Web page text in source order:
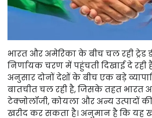
भारत और अमेरिका के बीच चल रही ट्रेड
निर्णायक चरण में पहुंचती दिखाई दे रही
अनुसार दोनों देशों के बीच एक बड़े
बातचीत चल रही है, जिसके तहत भारत
टेक्नोलॉजी, कोयला और अन्य उत्पादों
खरीद कर सकता है। अनुमान है कि यह